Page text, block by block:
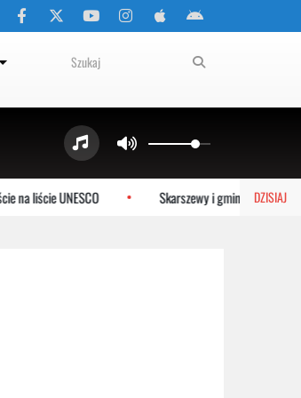
DZISIAJ
na liście UNESCO Skarszewy i gmina Tczew